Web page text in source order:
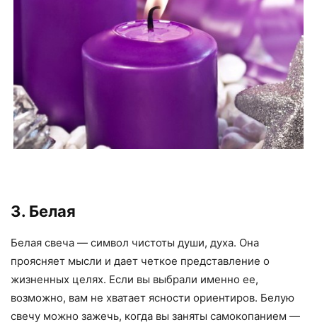
3. Белая
Белая свеча — символ чистоты души, духа. Она
проясняет мысли и дает четкое представление о
жизненных целях. Если вы выбрали именно ее,
возможно, вам не хватает ясности ориентиров. Белую
свечу можно зажечь, когда вы заняты самокопанием —